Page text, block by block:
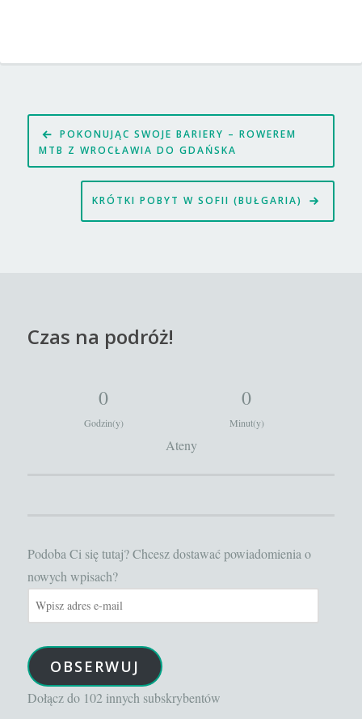
Nawigacja
wpisu
POKONUJĄC SWOJE BARIERY – ROWEREM
MTB Z WROCŁAWIA DO GDAŃSKA
KRÓTKI POBYT W SOFII (BUŁGARIA)
Czas na podróż!
0
Godzin(y)
0
Minut(y)
Ateny
Podoba Ci się tutaj? Chcesz dostawać powiadomienia o
nowych wpisach?
Wpisz
adres
mail
OBSERWUJ
Dołącz do 102 innych subskrybentów